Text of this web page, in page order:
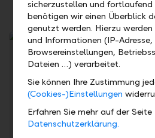
sicherzustellen und fortlaufend
benötigen wir einen Überblick
genutzt werden. Hierzu
und Informationen (IP-Adresse,
Browsereinstellungen,
Dateien …) verarbeitet.
Sie können Ihre Zustimmung
(Cookies-)Einstellungen
Erfahren Sie mehr auf der Seite
Datenschutzerklärung.